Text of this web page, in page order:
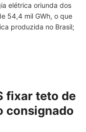
elétrica oriunda dos
54,4 mil GWh, o que
produzida no Brasil;
fixar teto de
consignado